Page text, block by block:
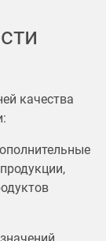
качества